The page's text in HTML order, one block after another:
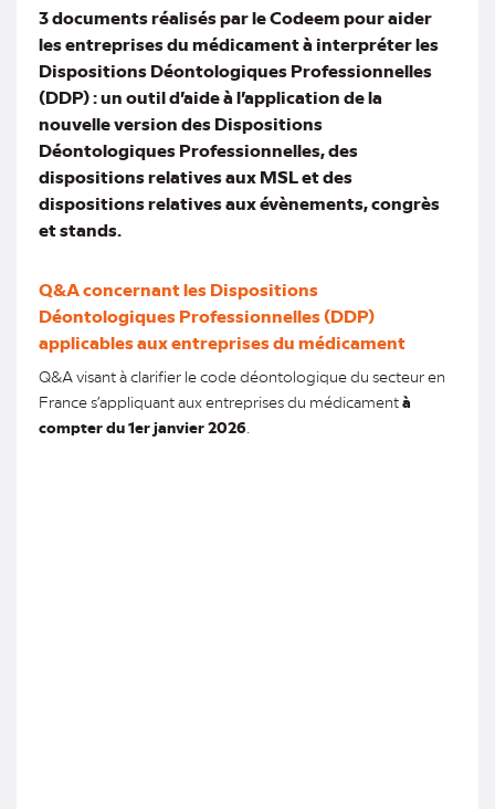
3 documents réalisés par le Codeem pour aider
les entreprises du médicament à interpréter les
Dispositions Déontologiques Professionnelles
(DDP) : un outil d’aide à l’application de la
nouvelle version des Dispositions
Déontologiques Professionnelles, des
dispositions relatives aux MSL et des
dispositions relatives aux évènements, congrès
et stands.
Q&A concernant les Dispositions
Déontologiques Professionnelles (DDP)
applicables aux entreprises du médicament
Q&A visant à clarifier le code déontologique du secteur en
France s’appliquant aux entreprises du médicamentà
compter du 1er janvier 2026